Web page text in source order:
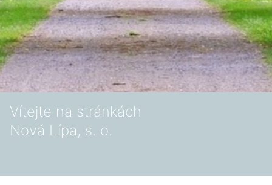
Vítejte na stránkách
Nová Lípa, s. o.